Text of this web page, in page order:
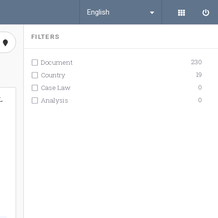
English
FILTERS
Document
230
Country
19
Case Law
0
Analysis
0